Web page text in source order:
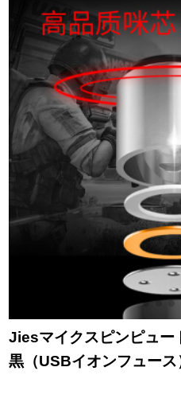
振膜マイ
Jiesマイクスピンピュー
黒（USBイオンフュース